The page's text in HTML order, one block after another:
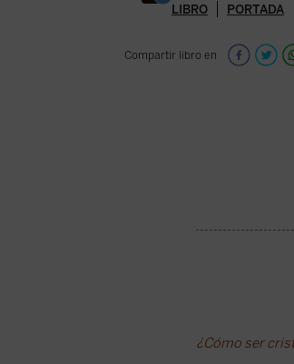
LIBRO
PORTADA
Compartir libro en
¿Cómo ser